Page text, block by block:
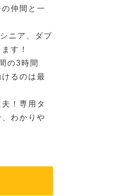
仲間と一
ニア、ダブ
す！
の3時間
るのは最
！専用タ
わかりや